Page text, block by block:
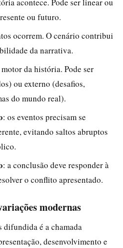
ou futuro.
ocorrem. O cenário contribui
da narrativa.
da história. Pode ser
ou externo (desafios,
do mundo real).
: os eventos precisam se
evitando saltos abruptos
: a conclusão deve responder à
o conflito apresentado.
modernas
é a chamada
desenvolvimento e